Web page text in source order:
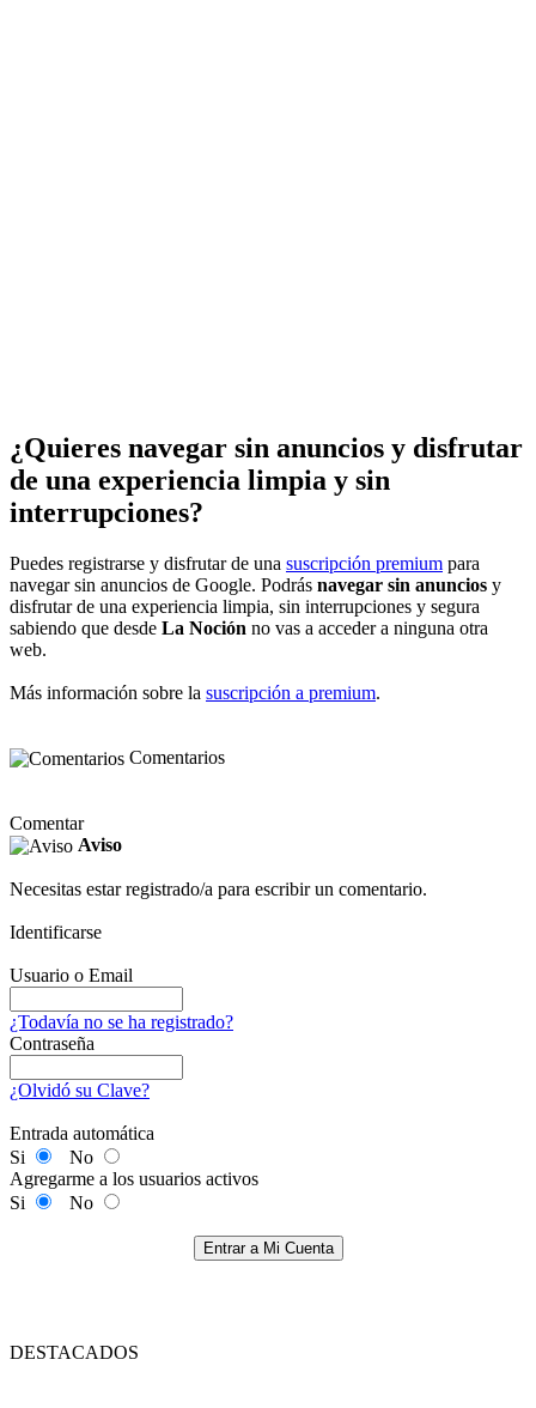
¿Quieres navegar sin anuncios y disfrutar
de una experiencia limpia y sin
interrupciones?
Puedes registrarse y disfrutar de una suscripción premium para
navegar sin anuncios de Google. Podrás navegar sin anuncios y
disfrutar de una experiencia limpia, sin interrupciones y segura
sabiendo que desde La Noción no vas a acceder a ninguna otra
web.
Más información sobre la suscripción a premium.
Comentarios
Comentar
Aviso
Necesitas estar registrado/a para escribir un comentario.
Identificarse
Usuario o Email
¿Todavía no se ha registrado?
Contraseña
¿Olvidó su Clave?
Entrada automática
Si
No
Agregarme a los usuarios activos
Si
No
Entrar a Mi Cuenta
DESTACADOS